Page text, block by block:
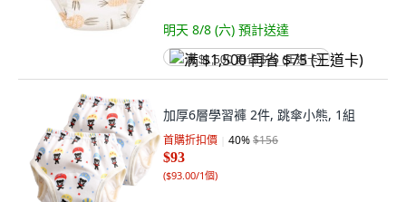
明天 8/8 (六) 預計送達
满 $1,500 再省 $75 (王道卡)
加厚6層學習褲 2件, 跳傘小熊, 1組
首購折扣價 40%$156
$93
($93.00/1個)